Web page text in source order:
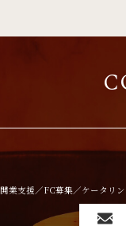
開業支援／FC募集／ケータリ